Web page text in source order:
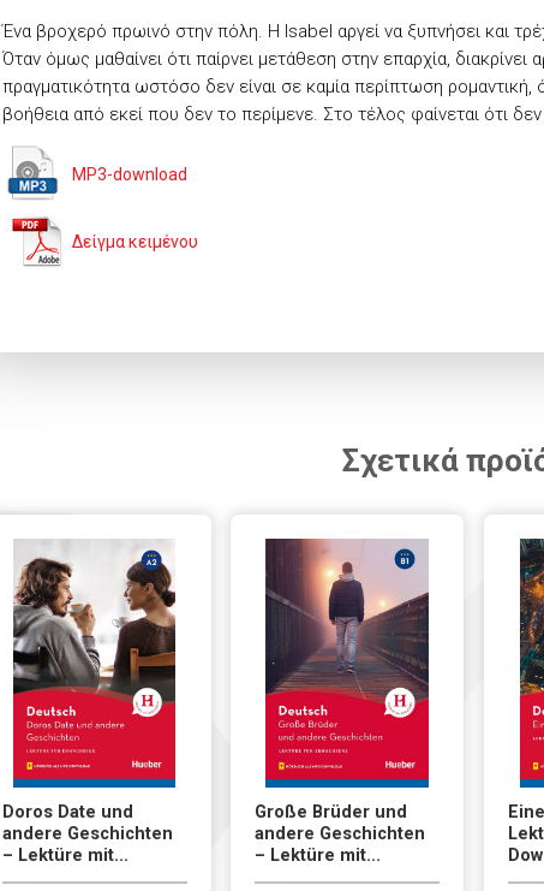
Ένα βροχερό πρωινό στην πόλη. Η Isabel αργεί να ξυπνήσει και
Όταν όμως μαθαίνει ότι παίρνει μετάθεση στην επαρχία, διακρίνει
πραγματικότητα ωστόσο δεν είναι σε καμία περίπτωση
βοήθεια από εκεί που δεν το περίμενε. Στο τέλος φαίνεται ότι
MP3-download
Δείγμα κειμένου
Σχετικά
Doros Date und
andere Geschichten
– Lektüre mit...
Große Brüder und
andere Geschichten
– Lektüre mit...